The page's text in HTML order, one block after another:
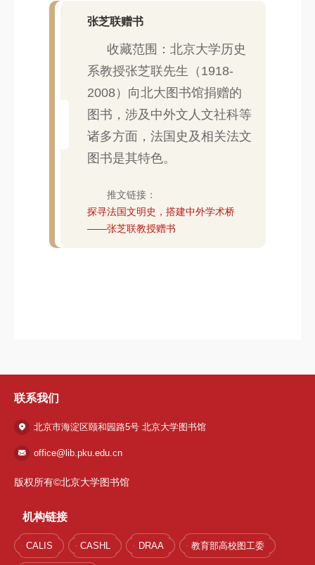
张芝联赠书
收藏范围：北京大学历史
系教授张芝联先生（1918-
2008）向北大图书馆捐赠的
图书，涉及中外文人文社科等
诸多方面，法国史及相关法文
图书是其特色。
推文链接：
探寻法国文明史，搭建中外学术桥
——张芝联教授赠书
联系我们
北京市海淀区颐和园路5号 北京大学图书馆
office@lib.pku.edu.cn
版权所有©北京大学图书馆
机构链接
CALIS CASHL DRAA 教育部高校图工委